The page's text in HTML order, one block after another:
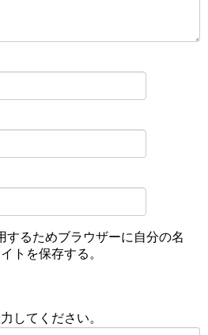
するためブラウザーに自分の名
トを保存する。
してください。